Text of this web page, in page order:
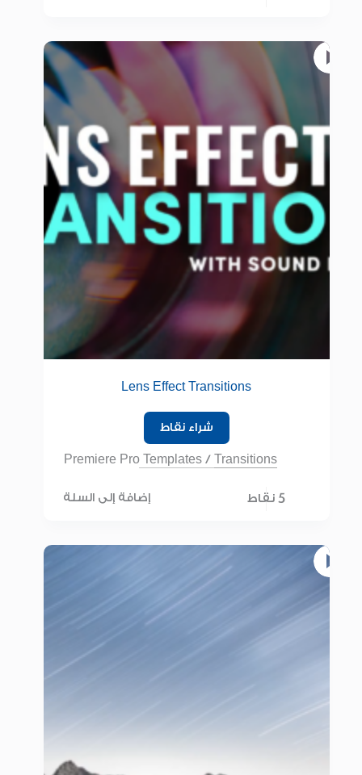
Lens Effect Transitions
شراء نقاط
Premiere Pro Templates/ Transitions
5 نقاط إضافة إلى السلة